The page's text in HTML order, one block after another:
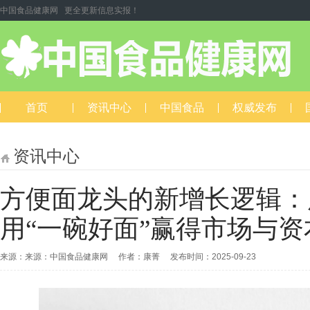
中国食品健康网 更全更新信息实报！
首页 资讯中心 中国食品 权威发布
资讯中心
方便面龙头的新增长逻辑
用“一碗好面”赢得市场与
来源：来源：中国食品健康网 作者：康菁 发布时间：2025-09-23